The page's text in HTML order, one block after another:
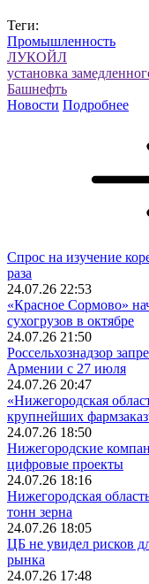
Теги:
Промышленность
ЛУКОЙЛ
установка
Башнефть
Новости Подробнее
Спрос на изучение
раза
24.07.26 22:53
«Красное Сормово»
сухогрузов в октябре
24.07.26 21:50
Россельхознадзор
Армении с 27 июля
24.07.26 20:47
«Нижегородская
крупнейших
24.07.26 18:50
Нижегородские
цифровые проекты
24.07.26 18:16
Нижегородская
тонн зерна
24.07.26 18:05
ЦБ не увидел рисков
рынка
24.07.26 17:48